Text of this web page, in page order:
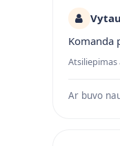
Komanda
Atsiliepimas
Ar buvo